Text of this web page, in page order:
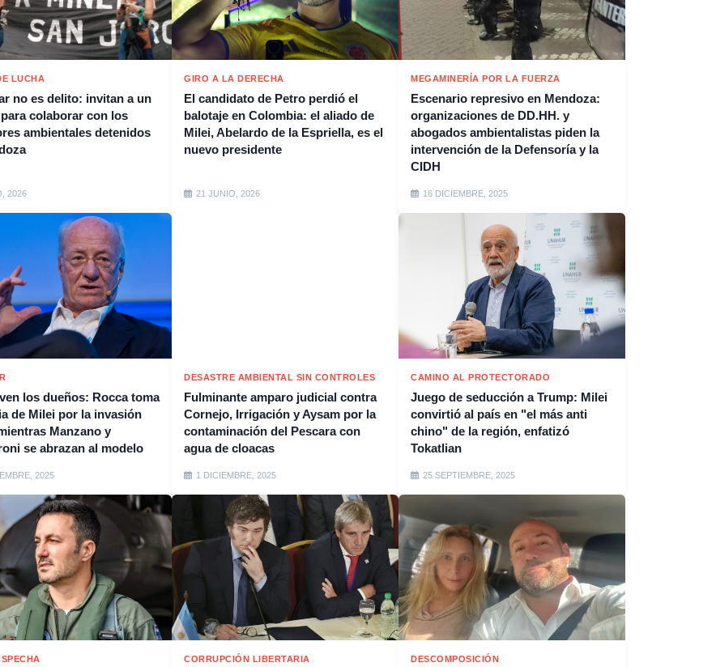
LUCHA
no es delito: invitan a un
colaborar con los
ambientales detenidos
2026
GIRO A LA DERECHA
El candidato de Petro perdió el
balotaje en Colombia: el aliado de
Milei, Abelardo de la Espriella, es el
nuevo presidente
21 JUNIO, 2026
MEGAMINERÍA POR LA FUERZA
Escenario represivo en Mendoza:
organizaciones de DD.HH. y
abogados ambientalistas piden la
intervención de la Defensoría y la
CIDH
16 DICIEMBRE, 2025
los dueños: Rocca toma
de Milei por la invasión
Manzano y
se abrazan al modelo
2025
DESASTRE AMBIENTAL SIN CONTROLES
Fulminante amparo judicial contra
Cornejo, Irrigación y Aysam por la
contaminación del Pescara con
agua de cloacas
1 DICIEMBRE, 2025
CAMINO AL PROTECTORADO
Juego de seducción a Trump: Milei
convirtió al país en "el más anti
chino" de la región, enfatizó
Tokatlian
25 SEPTIEMBRE, 2025
CORRUPCIÓN LIBERTARIA DESCOMPOSICIÓN